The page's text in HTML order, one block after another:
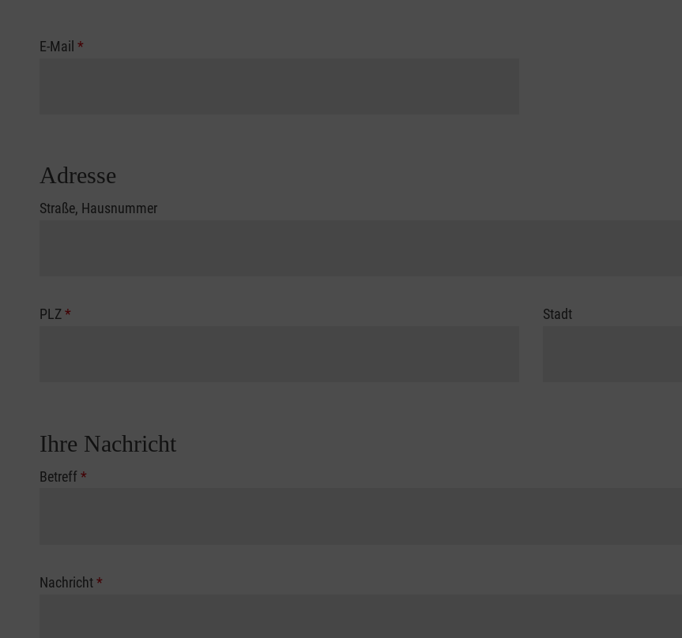
E-Mail *
Adresse
Straße, Hausnummer
PLZ* Stadt
Ihre Nachricht
Betreff*
Nachricht*